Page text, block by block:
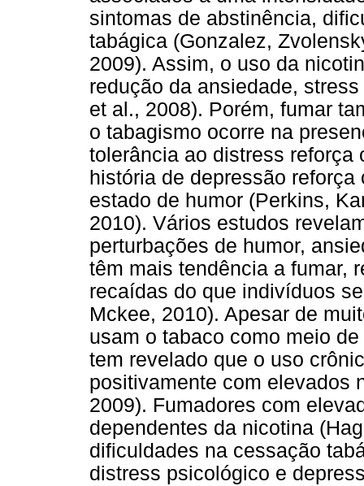
sintomas de abstinência,
tabágica (Gonzalez,
2009). Assim, o uso da
redução da ansiedade,
et al., 2008). Porém, fumar
o tabagismo ocorre na
tolerância ao distress reforça
história de depressão
estado de humor (Perkins,
2010). Vários estudos
perturbações de humor,
têm mais tendência a fumar,
recaídas do que indivíduos
Mckee, 2010). Apesar de
usam o tabaco como meio
tem revelado que o uso
positivamente com elevados
2009). Fumadores com
dependentes da nicotina
dificuldades na cessação
distress psicológico e